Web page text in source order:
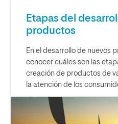
Etapas del
productos
En el desarrollo de nuevos
conocer cuáles son las
creación de productos de
la atención de los